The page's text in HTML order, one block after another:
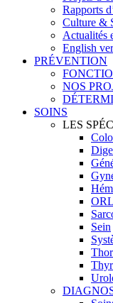
Rapports
Culture &
Actualités
English
PRÉVENTION
NOS
SOINS
LES
ORL
Sein